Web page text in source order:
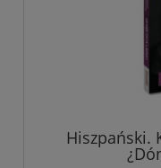
Hiszpański.